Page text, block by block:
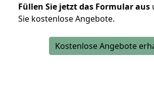
Füllen Sie jetzt das Formular aus
Sie kostenlose Angebote.
Kostenlose Angebote